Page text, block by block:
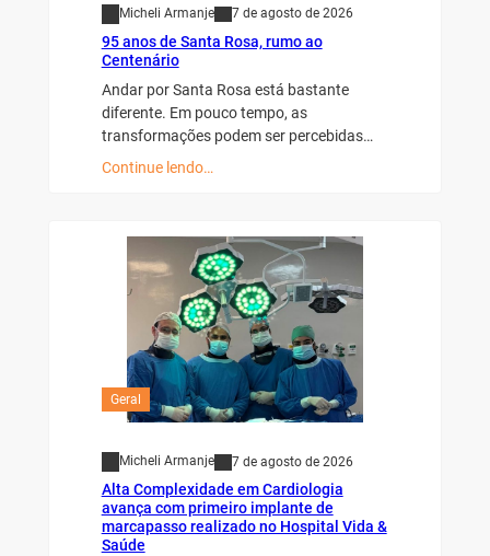
Micheli Armanje 7 de agosto de 2026
95 anos de Santa Rosa, rumo ao
Centenário
Andar por Santa Rosa está bastante
diferente. Em pouco tempo, as
transformações podem ser percebidas…
Continue lendo…
Geral
Micheli Armanje 7 de agosto de 2026
Alta Complexidade em Cardiologia
avança com primeiro implante de
marcapasso realizado no Hospital Vida &
Saúde